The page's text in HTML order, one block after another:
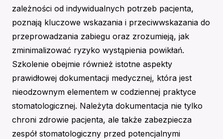
zależności od indywidualnych potrzeb pacjenta,
poznają kluczowe wskazania i przeciwwskazania do
przeprowadzania zabiegu oraz zrozumieją, jak
zminimalizować ryzyko wystąpienia powikłań.
Szkolenie obejmie również istotne aspekty
prawidłowej dokumentacji medycznej, która jest
nieodzownym elementem w codziennej praktyce
stomatologicznej. Należyta dokumentacja nie tylko
chroni zdrowie pacjenta, ale także zabezpiecza
zespół stomatologiczny przed potencjalnymi